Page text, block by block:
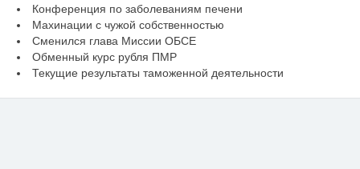
Конференция по заболеваниям печени
Махинации с чужой собственностью
Сменился глава Миссии ОБСЕ
Обменный курс рубля ПМР
Текущие результаты таможенной деятельности